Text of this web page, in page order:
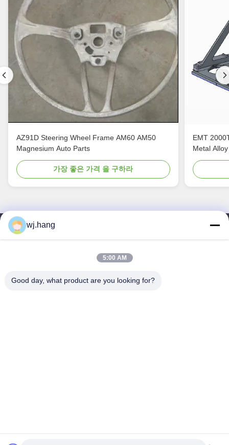
AZ91D Steering Wheel Frame AM60 AM50
Magnesium Auto Parts
가장 좋은 가격 을 구하라
EMT
Metal Alloy
저희와 연락
Jiangsu EMT Precision Manufacturing Co.,
이메일: wj.hang@emt-tech-mg.com
wj.hang
5:00 AM
Good day, what product are you looking for?